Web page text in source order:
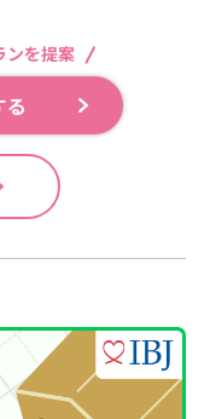
ンを提案
る